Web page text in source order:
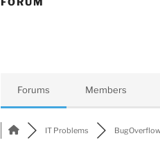
Forums Members
IT Problems